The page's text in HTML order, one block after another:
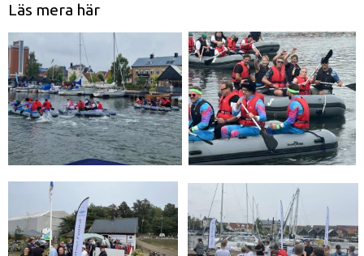
Läs mera här